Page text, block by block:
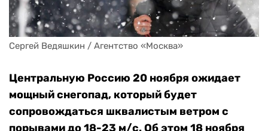
Сергей Ведяшкин / Агентство «Москва»
Центральную Россию 20 ноября ожидает
мощный снегопад, который будет
сопровождаться шквалистым ветром с
порывами до 18-23 м/с. Об этом 18 ноября